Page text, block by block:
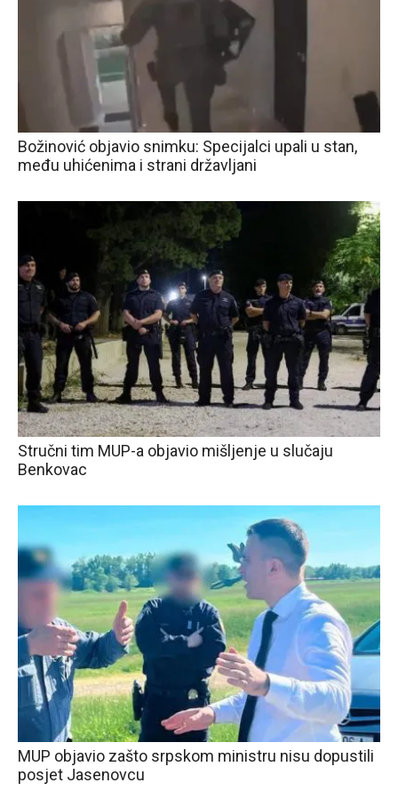
Božinović objavio snimku: Specijalci upali u stan,
među uhićenima i strani državljani
Stručni tim MUP-a objavio mišljenje u slučaju
Benkovac
MUP objavio zašto srpskom ministru nisu dopustili
posjet Jasenovcu